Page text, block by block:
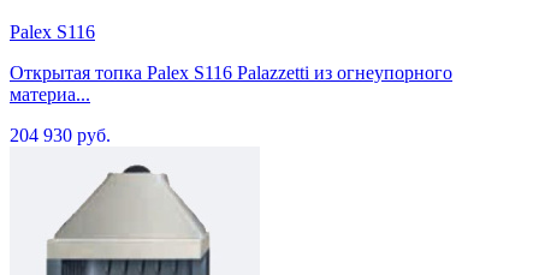
Palex S116
Открытая топка Palex S116 Palazzetti из огнеупорного
материа...
204 930 руб.